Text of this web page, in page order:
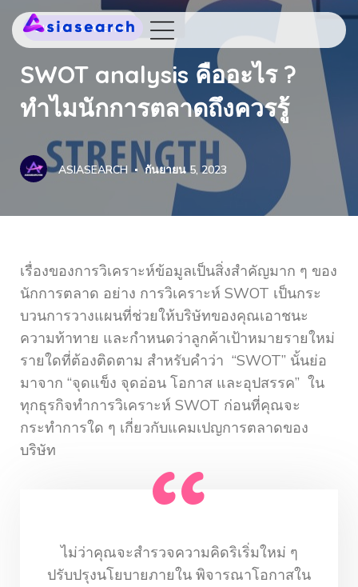
DIGITAL MARKETING
SWOT analysis คืออะไร ?
ทำไมนักการตลาดถึงควรรู้
ASIASEARCH กันยายน 5, 2023
เรื่องของการวิเคราะห์ข้อมูลเป็นสิ่งสำคัญมาก ๆ ของ
นักการตลาด อย่าง การวิเคราะห์ SWOT เป็นกระ
บวนการวางแผนที่ช่วยให้บริษัทของคุณเอาชนะ
ความท้าทาย และกำหนดว่าลูกค้าเป้าหมายรายใหม่
รายใดที่ต้องติดตาม สำหรับคำว่า “SWOT” นั้นย่อ
มาจาก “จุดแข็ง จุดอ่อน โอกาส และอุปสรรค” ใน
ทุกธุรกิจทำการวิเคราะห์ SWOT ก่อนที่คุณจะ
กระทำการใด ๆ เกี่ยวกับแคมเปญการตลาดของ
บริษัท
ไม่ว่าคุณจะสำรวจความคิดริเริ่มใหม่ ๆ
ปรับปรุงนโยบายภายใน พิจารณาโอกาสใน